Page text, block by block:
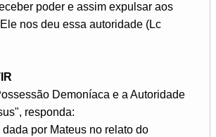
poder e assim expulsar aos
nos deu essa autoridade (Lc
Demoníaca e a Autoridade
responda:
por Mateus no relato do